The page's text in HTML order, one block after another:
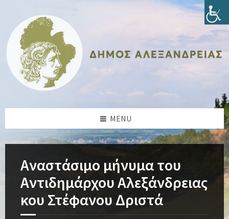
content
sidebar
sidebar
footer
MENU
Αναστάσιμο μήνυμα του
Αντιδημάρχου Αλεξάνδρειας
κου Στέφανου Δριστά